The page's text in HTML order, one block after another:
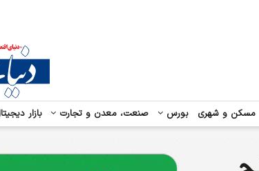
مسکن و شهری بورس صنعت، معدن و تجارت بازار